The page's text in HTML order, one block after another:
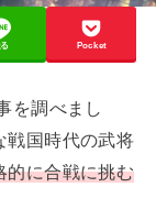
Pocket
を調べまし
戦国時代の武将
的に合戦に挑む